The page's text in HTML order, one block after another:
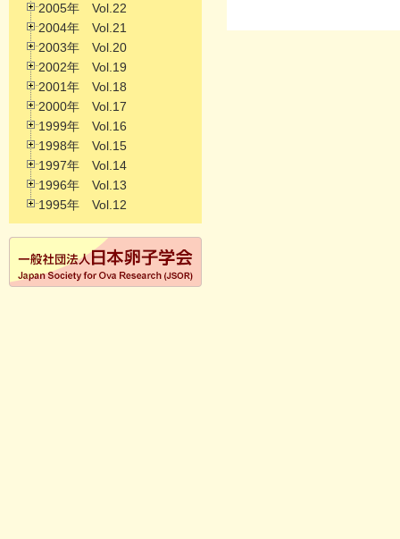
2005年 Vol.22
2004年 Vol.21
2003年 Vol.20
2002年 Vol.19
2001年 Vol.18
2000年 Vol.17
1999年 Vol.16
1998年 Vol.15
1997年 Vol.14
1996年 Vol.13
1995年 Vol.12